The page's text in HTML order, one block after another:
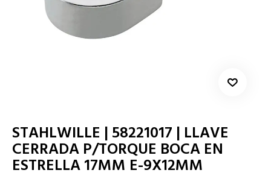
STAHLWILLE | 58221017 | LLAVE
CERRADA P/TORQUE BOCA EN
ESTRELLA 17MM E-9X12MM